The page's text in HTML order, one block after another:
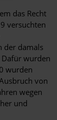
das Recht
versuchten
der damals
wurden
wurden
von
wegen
und